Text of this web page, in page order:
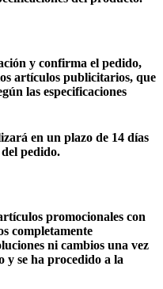
y confirma el pedido,
artículos publicitarios, que
las especificaciones
en un plazo de 14 días
pedido.
promocionales con
completamente
ni cambios una vez
y se ha procedido a la